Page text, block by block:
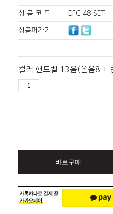
상 품 코 드 EFC-48-SET
상품퍼가기
컬러 핸드벨 13음(온음8 +
바로구매